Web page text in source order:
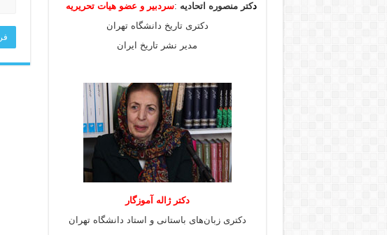
دکتر منصوره اتحادیه :سردبیر و عضو هیات تحریریه
دکتری تاریخ دانشگاه تهران
مدیر نشر تاریخ ایران
دکتر ژاله آموزگار
دکتری زبان‌های باستانی و استاد دانشگاه تهران